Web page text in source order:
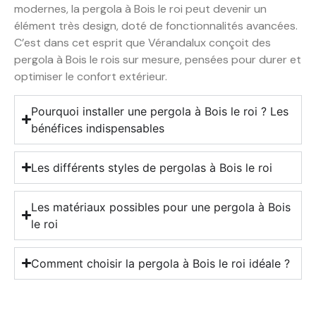
modernes, la pergola à Bois le roi peut devenir un
élément très design, doté de fonctionnalités avancées.
C’est dans cet esprit que Vérandalux conçoit des
pergola à Bois le rois sur mesure, pensées pour durer et
optimiser le confort extérieur.
Pourquoi installer une pergola à Bois le roi ? Les
bénéfices indispensables
Les différents styles de pergolas à Bois le roi
Les matériaux possibles pour une pergola à Bois
le roi
Comment choisir la pergola à Bois le roi idéale ?